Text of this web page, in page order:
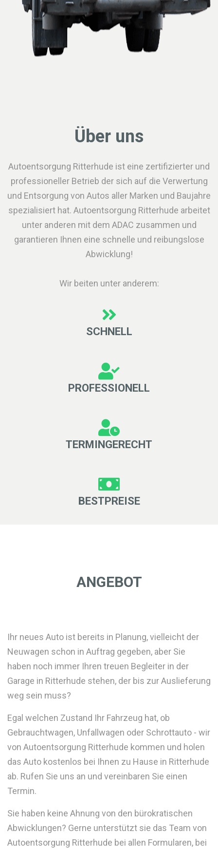
Über uns
Autoentsorgung Ritterhude ist eine zertifizierter und
professioneller Betrieb der sich auf die Verwertung
und Entsorgung von Autos aller Marken und Baujahre
spezialisiert hat. Autoentsorgung Ritterhude arbeitet
unter anderen mit dem ADAC zusammen und
garantieren Ihnen eine schnelle und reibungslose
Abwicklung!
Wir beiten unter anderem:
SCHNELL
PROFESSIONELL
TERMINGERECHT
BESTPREISE
ANGEBOT
Ihr neues Auto ist bereits in Planung, vielleicht der
Neuwagen schon in Auftrag gegeben, aber Sie
haben noch immer Ihren treuen Begleiter in der
Garage in Ritterhude stehen, der bis zur Auslieferung
weg sein muss?
Egal welchen Zustand Ihr Fahrzeug hat, ob
Gebrauchtwagen, Unfallwagen oder Schrottauto - wir
von Autoentsorgung Ritterhude kommen und holen
das Auto kostenlos bei Ihnen zu Hause in Ritterhude
ab. Rufen Sie uns an und vereinbaren Sie einen
Termin.
Sie haben keine Ahnung von den bürokratischen
Abwicklungen? Gerne unterstützt sie das Team von
Autoentsorgung Ritterhude bei allen Formularen, bei